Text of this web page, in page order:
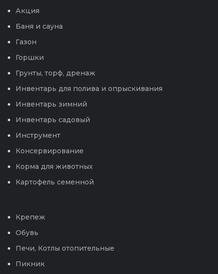
Акция
Баня и сауна
Газон
Горшки
Грунты, торф, дренаж
Инвентарь для полива и опрыскивания
Инвентарь зимний
Инвентарь садовый
Инструмент
Консервирование
Корма для животных
Картофель семенной
Крепеж
Обувь
Печи, Котлы отопительные
Пикник